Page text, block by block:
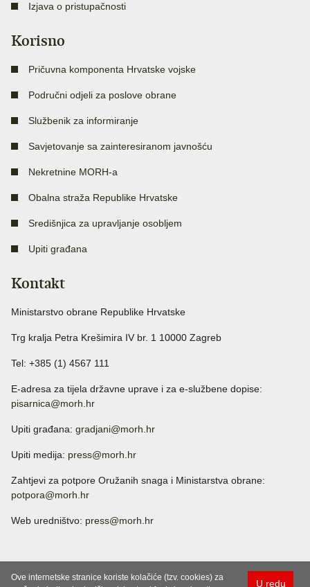
Izjava o pristupačnosti
Korisno
Pričuvna komponenta Hrvatske vojske
Područni odjeli za poslove obrane
Službenik za informiranje
Savjetovanje sa zainteresiranom javnošću
Nekretnine MORH-a
Obalna straža Republike Hrvatske
Središnjica za upravljanje osobljem
Upiti građana
Kontakt
Ministarstvo obrane Republike Hrvatske
Trg kralja Petra Krešimira IV br. 1 10000 Zagreb
Tel: +385 (1) 4567 111
E-adresa za tijela državne uprave i za e-službene dopise:
pisarnica@morh.hr
Upiti građana: gradjani@morh.hr
Upiti medija: press@morh.hr
Zahtjevi za potpore Oružanih snaga i Ministarstva obrane:
potpora@morh.hr
Web uredništvo: press@morh.hr
U redu
Ove internetske stranice koriste kolačiće (tzv. cookies) za